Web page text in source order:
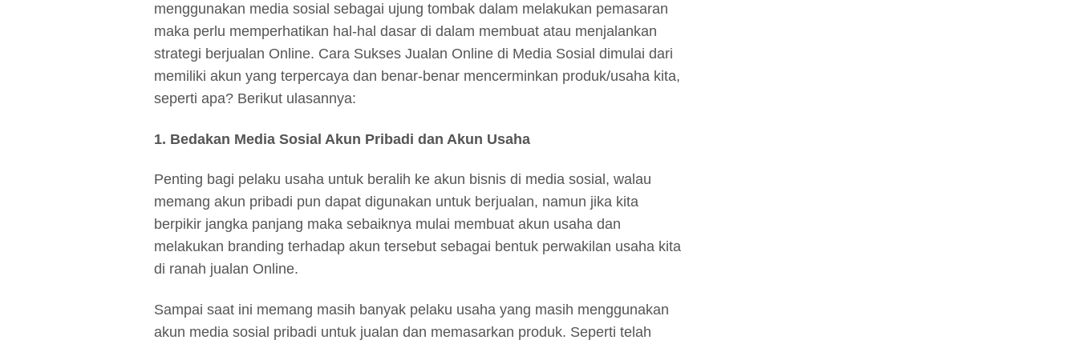
menggunakan media sosial sebagai ujung tombak dalam melakukan pemasaran
maka perlu memperhatikan hal-hal dasar di dalam membuat atau menjalankan
strategi berjualan Online. Cara Sukses Jualan Online di Media Sosial dimulai dari
memiliki akun yang terpercaya dan benar-benar mencerminkan produk/usaha kita,
seperti apa? Berikut ulasannya:
1. Bedakan Media Sosial Akun Pribadi dan Akun Usaha
Penting bagi pelaku usaha untuk beralih ke akun bisnis di media sosial, walau
memang akun pribadi pun dapat digunakan untuk berjualan, namun jika kita
berpikir jangka panjang maka sebaiknya mulai membuat akun usaha dan
melakukan branding terhadap akun tersebut sebagai bentuk perwakilan usaha kita
di ranah jualan Online.
Sampai saat ini memang masih banyak pelaku usaha yang masih menggunakan
akun media sosial pribadi untuk jualan dan memasarkan produk. Seperti telah